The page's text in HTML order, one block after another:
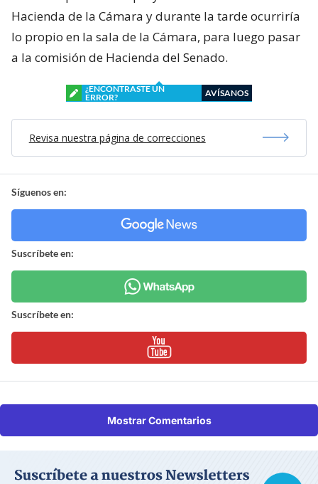
Hacienda de la Cámara y durante la tarde ocurriría
lo propio en la sala de la Cámara, para luego pasar
a la comisión de Hacienda del Senado.
¿ENCONTRASTE UN
ERROR?
AVÍSANOS
Revisa nuestra página de correcciones
Síguenos en:
Suscríbete en:
Suscríbete en:
Mostrar Comentarios